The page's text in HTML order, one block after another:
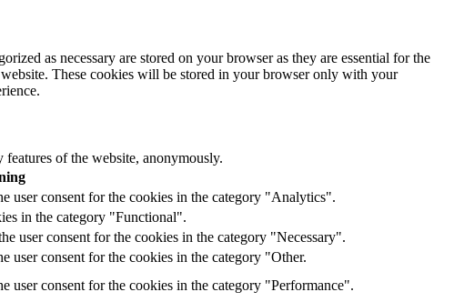
as necessary are stored on your browser as they are essential for the
These cookies will be stored in your browser only with your
of the website, anonymously.
user consent for the cookies in the category "Analytics".
in the category "Functional".
user consent for the cookies in the category "Necessary".
user consent for the cookies in the category "Other.
user consent for the cookies in the category "Performance".